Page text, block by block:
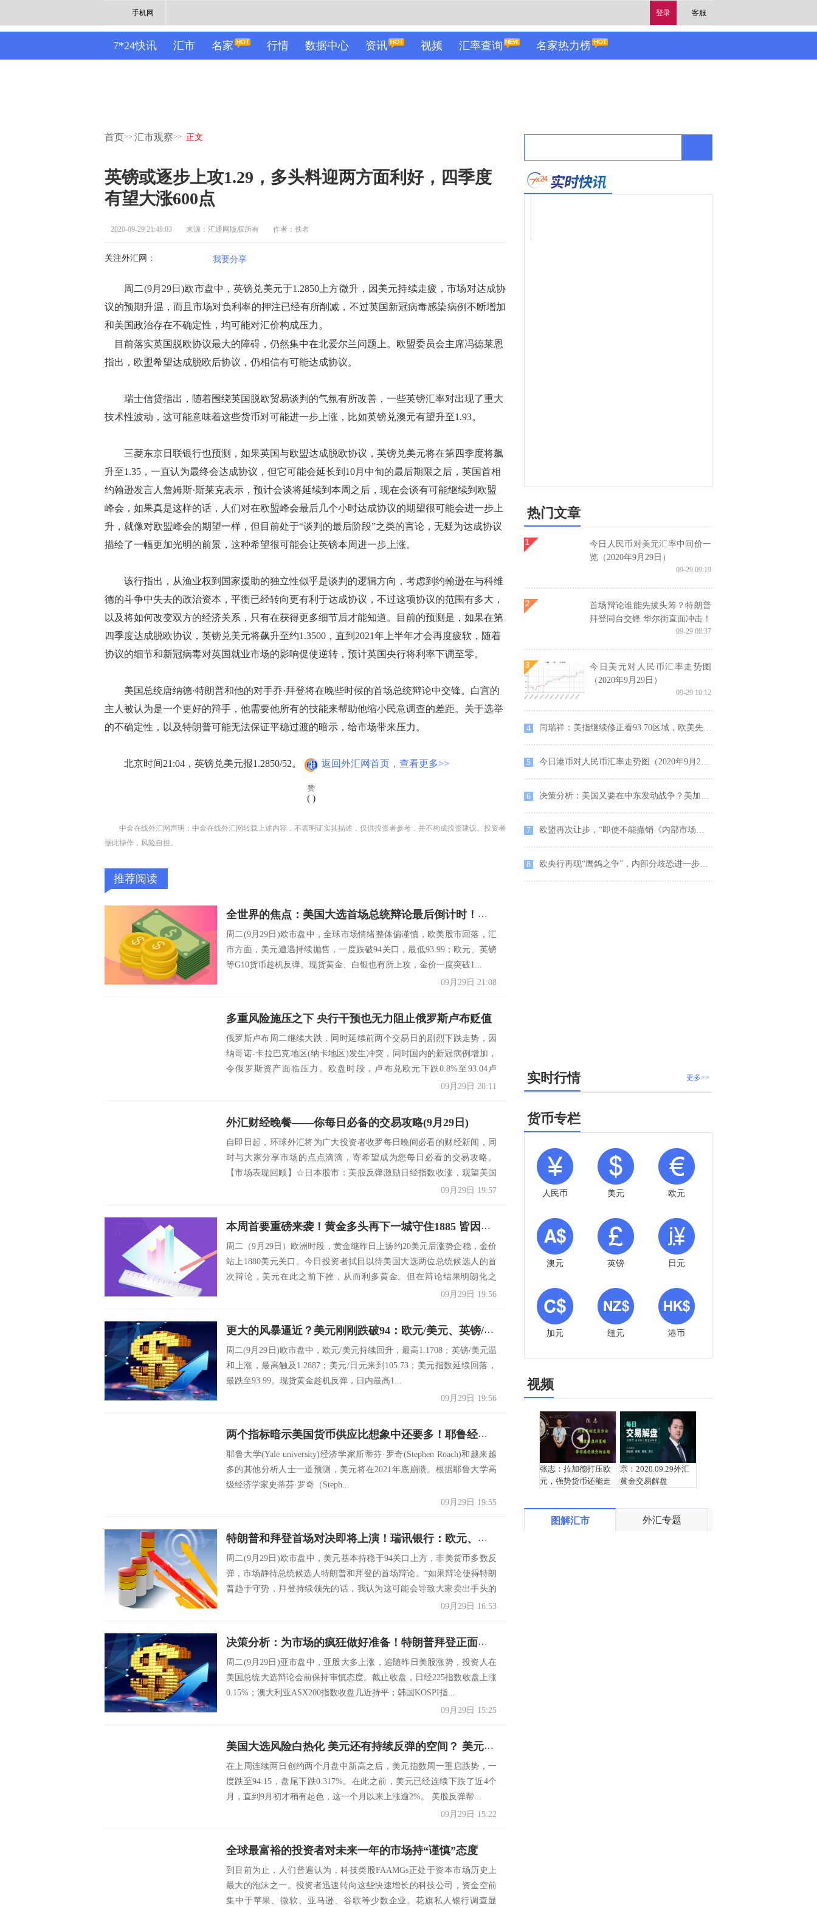
登录 客服
手机网
7*24快讯 汇市 名家 行情 数据中心 资讯 视频 汇率查询 名家热力榜
首页>> 汇市观察>> 正文
英镑或逐步上攻1.29，多头料迎两方面利好，四季度
有望大涨600点
2020-09-29 21:48:03 来源：汇通网版权所有 作者：佚名
关注外汇网： 我要分享
周二(9月29日)欧市盘中，英镑兑美元于1.2850上方微升，因美元持续走疲，市场对达成协
议的预期升温，而且市场对负利率的押注已经有所削减，不过英国新冠病毒感染病例不断增加
和美国政治存在不确定性，均可能对汇价构成压力。
目前落实英国脱欧协议最大的障碍，仍然集中在北爱尔兰问题上。欧盟委员会主席冯德莱恩
指出，欧盟希望达成脱欧后协议，仍相信有可能达成协议。
瑞士信贷指出，随着围绕英国脱欧贸易谈判的气氛有所改善，一些英镑汇率对出现了重大
技术性波动，这可能意味着这些货币对可能进一步上涨，比如英镑兑澳元有望升至1.93。
三菱东京日联银行也预测，如果英国与欧盟达成脱欧协议，英镑兑美元将在第四季度将飙
升至1.35，一直认为最终会达成协议，但它可能会延长到10月中旬的最后期限之后，英国首相
约翰逊发言人詹姆斯·斯莱克表示，预计会谈将延续到本周之后，现在会谈有可能继续到欧盟
峰会，如果真是这样的话，人们对在欧盟峰会最后几个小时达成协议的期望很可能会进一步上
升，就像对欧盟峰会的期望一样，但目前处于“谈判的最后阶段”之类的言论，无疑为达成协议
描绘了一幅更加光明的前景，这种希望很可能会让英镑本周进一步上涨。
该行指出，从渔业权到国家援助的独立性似乎是谈判的逻辑方向，考虑到约翰逊在与科维
德的斗争中失去的政治资本，平衡已经转向更有利于达成协议，不过这项协议的范围有多大，
以及将如何改变双方的经济关系，只有在获得更多细节后才能知道。目前的预测是，如果在第
四季度达成脱欧协议，英镑兑美元将飙升至约1.3500，直到2021年上半年才会再度疲软，随着
协议的细节和新冠病毒对英国就业市场的影响促使逆转，预计英国央行将利率下调至零。
美国总统唐纳德·特朗普和他的对手乔·拜登将在晚些时候的首场总统辩论中交锋。白宫的
主人被认为是一个更好的辩手，他需要他所有的技能来帮助他缩小民意调查的差距。关于选举
的不确定性，以及特朗普可能无法保证平稳过渡的暗示，给市场带来压力。
北京时间21:04，英镑兑美元报1.2850/52。 返回外汇网首页，查看更多>>
赞
( )
中金在线外汇网声明：中金在线外汇网转载上述内容，不表明证实其描述，仅供投资者参考，并不构成投资建议。投资者
据此操作，风险自担。
推荐阅读
全世界的焦点：美国大选首场总统辩论最后倒计时！市场风声鹤唳：美元、黄金提前迎来破位？
周二(9月29日)欧市盘中，全球市场情绪整体偏谨慎，欧美股市回落，汇
市方面，美元遭遇持续抛售，一度跌破94关口，最低93.99；欧元、英镑
等G10货币趁机反弹。现货黄金、白银也有所上攻，金价一度突破1...
09月29日 21:08
多重风险施压之下 央行干预也无力阻止俄罗斯卢布贬值
俄罗斯卢布周二继续大跌，同时延续前两个交易日的剧烈下跌走势，因
纳哥诺-卡拉巴克地区(纳卡地区)发生冲突，同时国内的新冠病例增加，
令俄罗斯资产面临压力。欧盘时段，卢布兑欧元下跌0.8%至93.04卢
09月29日 20:11
外汇财经晚餐——你每日必备的交易攻略(9月29日)
自即日起，环球外汇将为广大投资者收罗每日晚间必看的财经新闻，同
时与大家分享市场的点点滴滴，寄希望成为您每日必看的交易攻略。
【市场表现回顾】☆日本股市：美股反弹激励日经指数收涨，观望美国
09月29日 19:57
本周首要重磅来袭！黄金多头再下一城守住1885 皆因美元“低头”？重大破位或近在咫尺
周二（9月29日）欧洲时段，黄金继昨日上扬约20美元后涨势企稳，金价
站上1880美元关口。今日投资者拭目以待美国大选两位总统候选人的首
次辩论，美元在此之前下挫，从而利多黄金。但在辩论结果明朗化之
09月29日 19:56
更大的风暴逼近？美元刚刚跌破94：欧元/美元、英镑/美元、美元/日元、现货黄金技术部走势前瞻
周二(9月29日)欧市盘中，欧元/美元持续回升，最高1.1708；英镑/美元温
和上涨，最高触及1.2887；美元/日元来到105.73；美元指数延续回落，
最跌至93.99。现货黄金趁机反弹，日内最高1...
09月29日 19:56
两个指标暗示美国货币供应比想象中还要多！耶鲁经济学家警告，美元2021年将遭遇致命打击
耶鲁大学(Yale university)经济学家斯蒂芬·罗奇(Stephen Roach)和越来越
多的其他分析人士一道预测，美元将在2021年底崩溃。根据耶鲁大学高
级经济学家史蒂芬·罗奇（Steph...
09月29日 19:55
特朗普和拜登首场对决即将上演！瑞讯银行：欧元、英镑、日元、瑞郎、加元及澳元短线交易策略
周二(9月29日)欧市盘中，美元基本持稳于94关口上方，非美货币多数反
弹，市场静待总统候选人特朗普和拜登的首场辩论。“如果辩论使得特朗
普趋于守势，拜登持续领先的话，我认为这可能会导致大家卖出手头的
09月29日 16:53
决策分析：为市场的疯狂做好准备！特朗普拜登正面交锋前传来一则突发消息 美元刚刚短线急涨
周二(9月29日)亚市盘中，亚股大多上涨，追随昨日美股涨势，投资人在
美国总统大选辩论会前保持审慎态度。截止收盘，日经225指数收盘上涨
0.15%；澳大利亚ASX200指数收盘几近持平；韩国KOSPI指...
09月29日 15:25
美国大选风险白热化 美元还有持续反弹的空间？ 美元指数走势分析
在上周连续两日创约两个月盘中新高之后，美元指数周一重启跌势，一
度跌至94.15，盘尾下跌0.317%。在此之前，美元已经连续下跌了近4个
月，直到9月初才稍有起色，这一个月以来上涨逾2%。 美股反弹帮...
09月29日 15:22
全球最富裕的投资者对未来一年的市场持“谨慎”态度
到目前为止，人们普遍认为，科技类股FAAMGs正处于资本市场历史上
最大的泡沫之一。投资者迅速转向这些快速增长的科技公司，资金空前
集中于苹果、微软、亚马逊、谷歌等少数企业。花旗私人银行调查显
热门文章
今日人民币对美元汇率中间价一
览（2020年9月29日）
09-29 09:19
首场辩论谁能先拔头筹？特朗普
拜登同台交锋 华尔街直面冲击！
09-29 08:37
今日美元对人民币汇率走势图
（2020年9月29日）
09-29 10:12
4 闫瑞祥：美指继续修正看93.70区域，欧美先多后空
5 今日港币对人民币汇率走势图（2020年9月29日）
6 决策分析：美国又要在中东发动战争？美加也传来新消息 重磅考验在即美元知趣回落
7 欧盟再次让步，“即使不能撤销《内部市场法案》，也不放弃脱欧谈判”！英镑有望试探1.30关口
8 欧央行再现“鹰鸽之争”，内部分歧恐进一步扩大
更多>>
实时行情
货币专栏
人民币 美元 欧元
澳元 英镑 日元
加元 纽元 港币
视频
张志：拉加德打压欧
元，强势货币还能走
宗：2020.09.29外汇
黄金交易解盘
图解汇市 外汇专题